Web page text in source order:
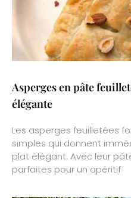
Asperges en pâte
élégante
Les asperges feuilletées
simples qui donnent
plat élégant. Avec leur
parfaites pour un apéritif